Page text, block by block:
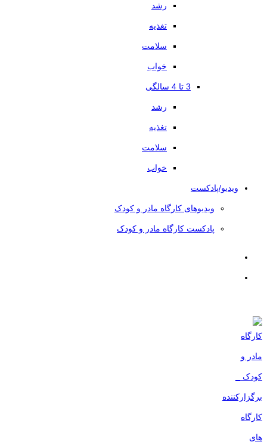
رشد
تغذیه
سلامت
خواب
3 تا 4 سالگی
رشد
تغذیه
سلامت
خواب
ویدیو/پادکست
ویدیوهای کارگاه مادر و کودک
پادکست کارگاه مادر و کودک